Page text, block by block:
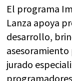
El programa
Lanza apoya
desarrollo,
jurado